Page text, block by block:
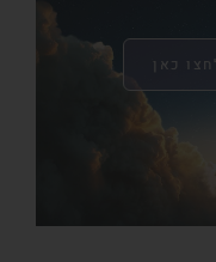
כאן